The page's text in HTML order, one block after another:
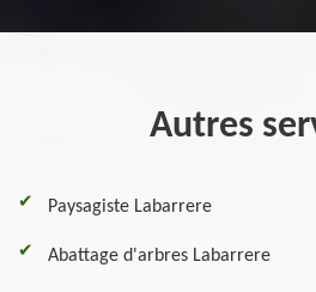
Autres
Paysagiste Labarrere
Abattage d'arbres Labarrere